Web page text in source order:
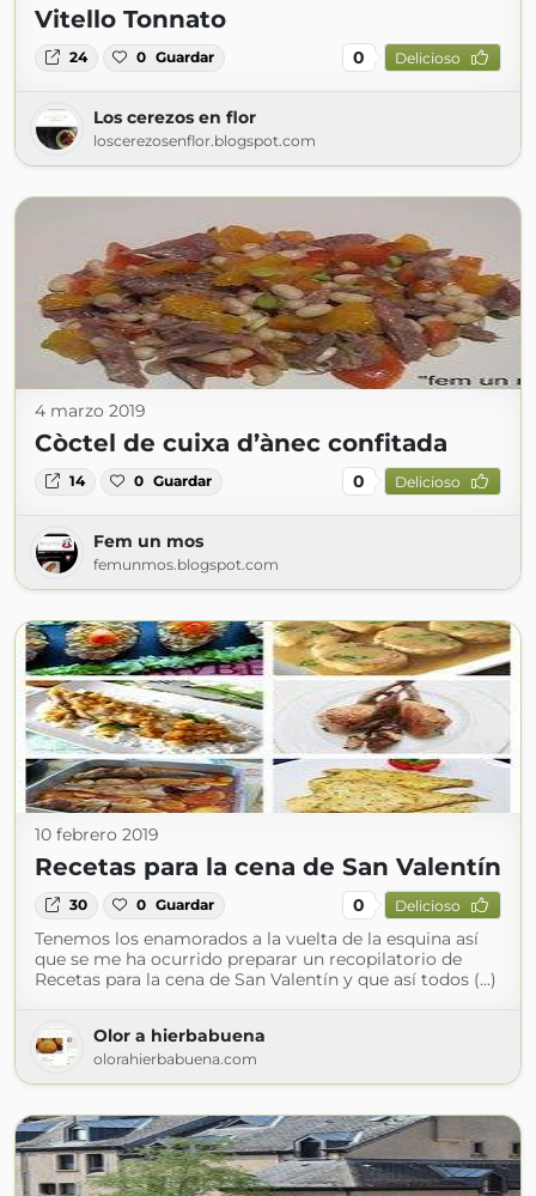
Vitello Tonnato
24 0 Guardar 0 Delicioso
Los cerezos en flor
loscerezosenflor.blogspot.com
4 marzo 2019
Còctel de cuixa d’ànec confitada
14 0 Guardar 0 Delicioso
Fem un mos
femunmos.blogspot.com
10 febrero 2019
Recetas para la cena de San Valentín
30 0 Guardar 0 Delicioso
Tenemos los enamorados a la vuelta de la esquina así
que se me ha ocurrido preparar un recopilatorio de
Recetas para la cena de San Valentín y que así todos (...)
Olor a hierbabuena
olorahierbabuena.com